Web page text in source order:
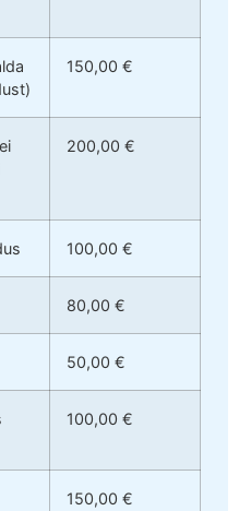
150,00 €
200,00 €
100,00 €
80,00 €
50,00 €
100,00 €
150,00 €